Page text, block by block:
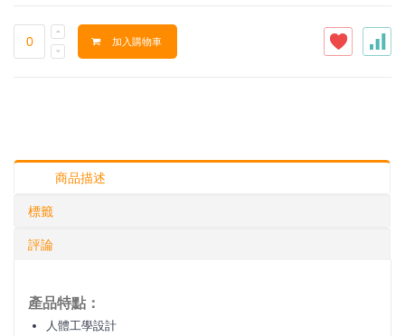
加入購物車
商品描述
標籤
評論
產品特點：
人體工學設計